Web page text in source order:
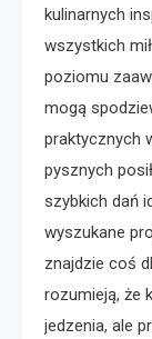
kulinarnych
wszystkich
poziomu
mogą
praktycznych
pysznych
szybkich dań
wyszukane
znajdzie coś
rozumieją, że
jedzenia, ale